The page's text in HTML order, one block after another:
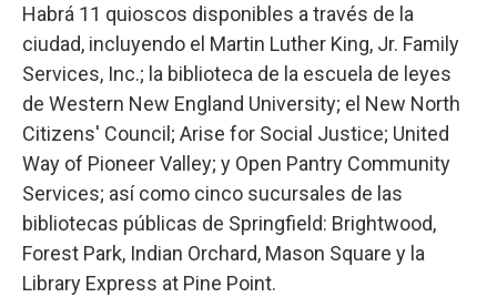
Habrá 11 quioscos disponibles a través de la
ciudad, incluyendo el Martin Luther King, Jr. Family
Services, Inc.; la biblioteca de la escuela de leyes
de Western New England University; el New North
Citizens' Council; Arise for Social Justice; United
Way of Pioneer Valley; y Open Pantry Community
Services; así como cinco sucursales de las
bibliotecas públicas de Springfield: Brightwood,
Forest Park, Indian Orchard, Mason Square y la
Library Express at Pine Point.